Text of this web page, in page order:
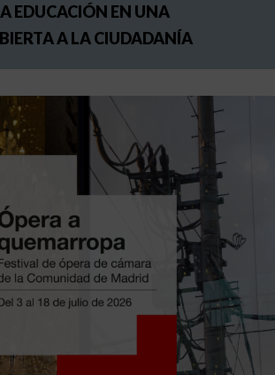
EDUCACIÓN EN UNA
A LA CIUDADANÍA